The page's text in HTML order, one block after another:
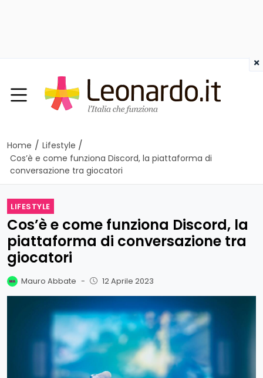
Home / Lifestyle /
Cos’è e come funziona Discord, la piattaforma di
conversazione tra giocatori
LIFESTYLE
Cos’è e come funziona Discord, la
piattaforma di conversazione tra
giocatori
Mauro Abbate - 12 Aprile 2023
×